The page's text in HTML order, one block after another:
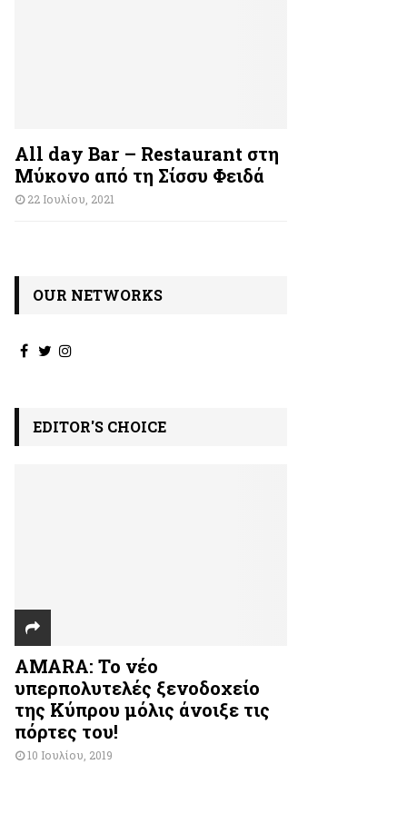
All day Bar – Restaurant στη
Μύκονο από τη Σίσσυ Φειδά
22 Ιουλίου, 2021
OUR NETWORKS
EDITOR'S CHOICE
AMARA: Το νέο
υπερπολυτελές ξενοδοχείο
της Κύπρου μόλις άνοιξε τις
πόρτες του!
10 Ιουλίου, 2019